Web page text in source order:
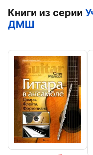
Книги из серии
ДМШ